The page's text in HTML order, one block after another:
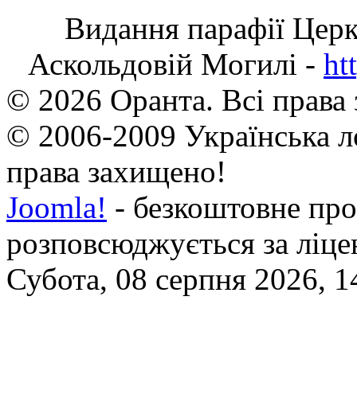
Видання парафії
Аскольдовій Могилі -
© 2026 Оранта. Всі
© 2006-2009 Українська
права захищено!
Joomla! - безкоштовне
розповсюджується за
Субота, 08 серпня 2026,